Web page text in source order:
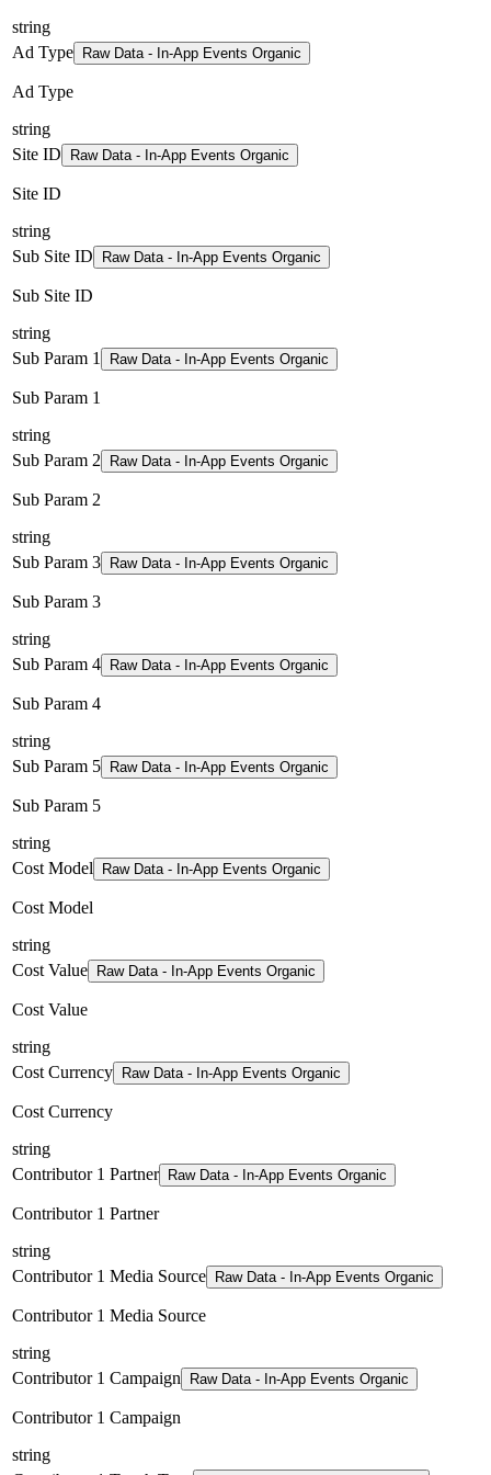
string
Ad Type
Raw Data - In-App Events Organic
Ad Type
string
Site ID
Raw Data - In-App Events Organic
Site ID
string
Sub Site ID
Raw Data - In-App Events Organic
Sub Site ID
string
Sub Param 1
Raw Data - In-App Events Organic
Sub Param 1
string
Sub Param 2
Raw Data - In-App Events Organic
Sub Param 2
string
Sub Param 3
Raw Data - In-App Events Organic
Sub Param 3
string
Sub Param 4
Raw Data - In-App Events Organic
Sub Param 4
string
Sub Param 5
Raw Data - In-App Events Organic
Sub Param 5
string
Cost Model
Raw Data - In-App Events Organic
Cost Model
string
Cost Value
Raw Data - In-App Events Organic
Cost Value
string
Cost Currency
Raw Data - In-App Events Organic
Cost Currency
string
Contributor 1 Partner
Raw Data - In-App Events Organic
Contributor 1 Partner
string
Contributor 1 Media Source
Raw Data - In-App Events Organic
Contributor 1 Media Source
string
Contributor 1 Campaign
Raw Data - In-App Events Organic
Contributor 1 Campaign
string